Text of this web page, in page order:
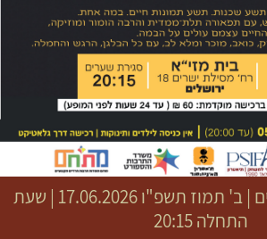
|ב' תמוז תשפ"ו
17.06.2026 | שעת
התחלה 20:15